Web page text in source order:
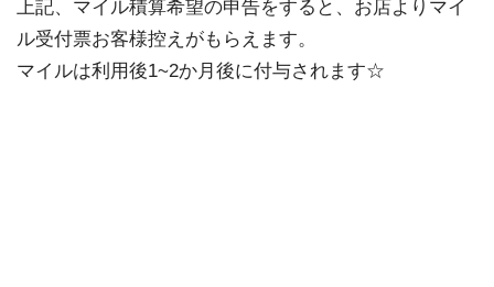
上記、マイル積算希望の申告をすると、お店よりマイ
ル受付票お客様控えがもらえます。
マイルは利用後1~2か月後に付与されます☆